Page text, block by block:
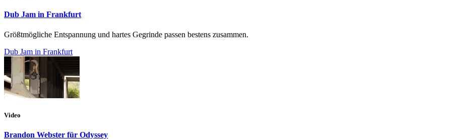
Dub Jam in Frankfurt
Größtmögliche Entspannung und hartes Gegrinde passen bestens zusammen.
Dub Jam in Frankfurt
Video
Brandon Webster für Odyssey